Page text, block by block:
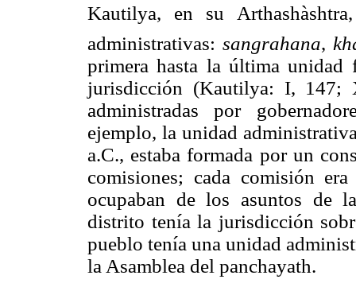
Kautilya, en su
administrativas:sangrahana,
primera hasta la última unidad
jurisdicción (Kautilya: I, 147;
administradas por
ejemplo, la unidad
a.C., estaba formada por un
comisiones; cada comisión
ocupaban de los asuntos de
distrito tenía la jurisdicción
pueblo tenía una unidad
la Asamblea del panchayath.